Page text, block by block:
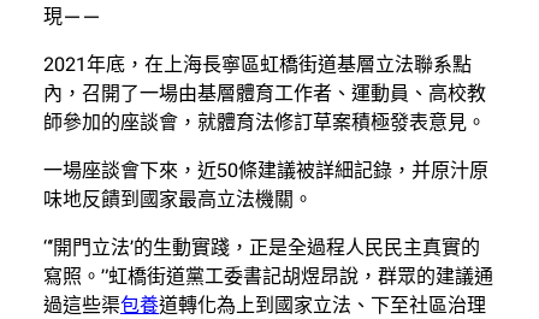
現——
2021年底，在上海長寧區虹橋街道基層立法聯系點
內，召開了一場由基層體育工作者、運動員、高校教
師參加的座談會，就體育法修訂草案積極發表意見。
一場座談會下來，近50條建議被詳細記錄，并原汁原
味地反饋到國家最高立法機關。
“‘開門立法’的生動實踐，正是全過程人民民主真實的
寫照。”虹橋街道黨工委書記胡煜昂說，群眾的建議通
過這些渠包養道轉化為上到國家立法、下至社區治理